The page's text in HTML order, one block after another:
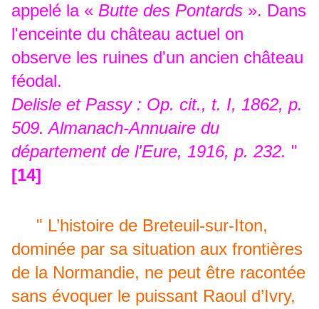
appelé la « Butte des Pontards ». Dans
l'enceinte du château actuel on
observe les ruines d'un ancien château
féodal.
Delisle et Passy : Op. cit., t. I, 1862, p.
509. Almanach-Annuaire du
département de l'Eure, 1916, p. 232. "
[14]
" L’histoire de Breteuil-sur-Iton,
dominée par sa situation aux frontières
de la Normandie, ne peut être racontée
sans évoquer le puissant Raoul d’Ivry,